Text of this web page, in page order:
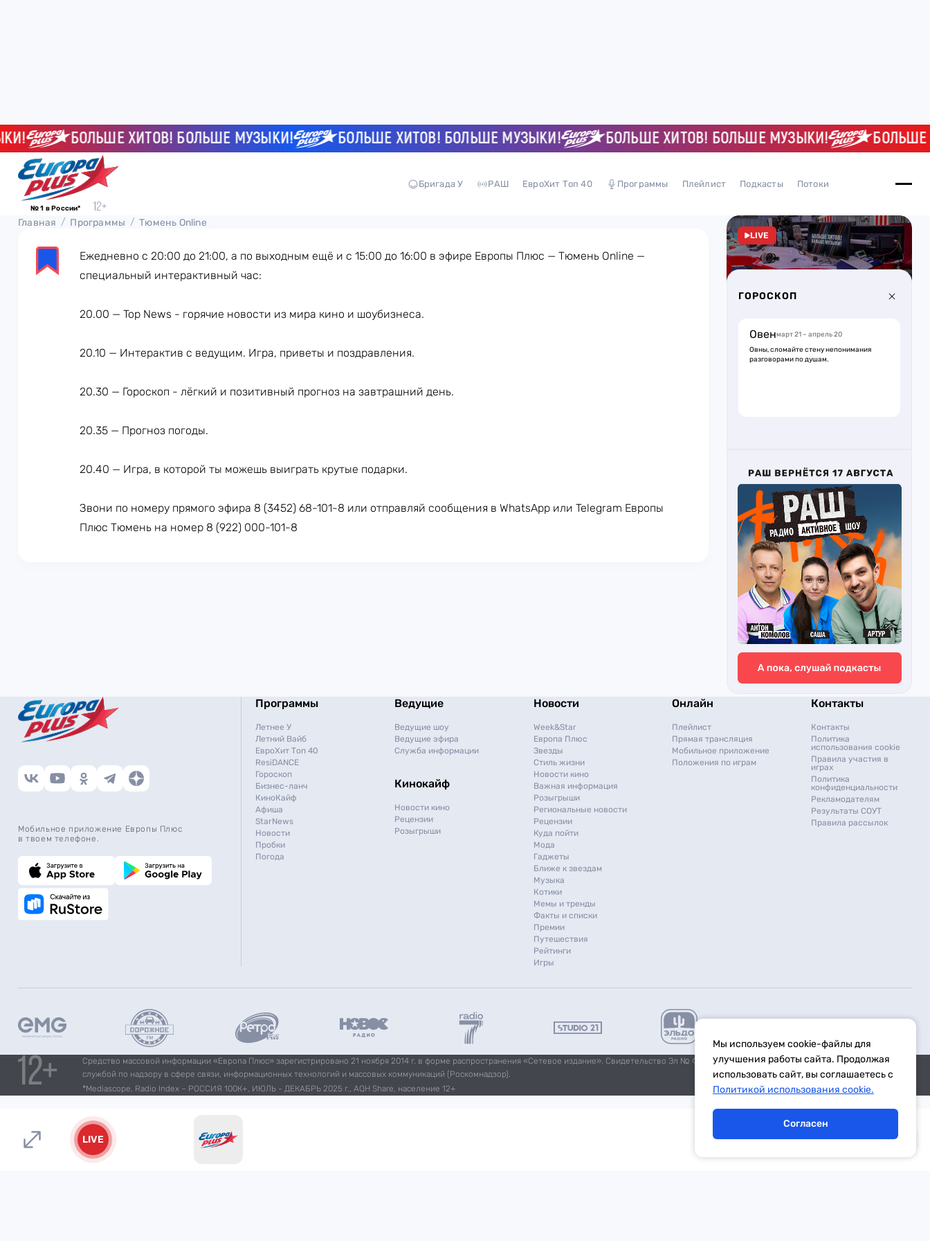
БОЛЬШЕ ХИТОВ! БОЛЬШЕ МУЗЫКИ! БОЛЬШЕ ХИТОВ! БОЛЬШЕ МУЗЫКИ! БОЛЬШЕ ХИТОВ! БОЛЬШЕ МУЗЫКИ! БОЛЬШЕ
№ 1 в России*
Бригада У РАШ ЕвроХит Топ 40 Программы Плейлист Подкасты Потоки
Главная Программы Тюмень Online
Ежедневно с 20:00 до 21:00, а по выходным ещё и с 15:00 до 16:00 в эфире Европы Плюс — Тюмень Online —
специальный интерактивный час:
20.00 — Top News - горячие новости из мира кино и шоубизнеса.
20.10 — Интерактив с ведущим. Игра, приветы и поздравления.
20.30 — Гороскоп - лёгкий и позитивный прогноз на завтрашний день.
20.35 — Прогноз погоды.
20.40 — Игра, в которой ты можешь выиграть крутые подарки.
Звони по номеру прямого эфира 8 (3452) 68-101-8 или отправляй сообщения в WhatsApp или Telegram Европы
Плюс Тюмень на номер 8 (922) 000-101-8
LIVE
ГОРОСКОП
Овенмарт 21 – апрель 20
Овны, сломайте стену непонимания
разговорами по душам.
Мобильное приложение Европы Плюс
в твоем телефоне.
Программы
Летнее У
Летний Вайб
ЕвроХит Топ 40
ResiDANCE
Гороскоп
Бизнес-ланч
КиноКайф
Афиша
StarNews
Новости
Пробки
Погода
Ведущие
Ведущие шоу
Ведущие эфира
Служба информации
Кинокайф
Новости кино
Рецензии
Розыгрыши
Новости
Week&Star
Европа Плюс
Звезды
Стиль жизни
Новости кино
Важная информация
Розыгрыши
Региональные новости
Рецензии
Куда пойти
Мода
Гаджеты
Ближе к звездам
Музыка
Котики
Мемы и тренды
Факты и списки
Премии
Путешествия
Рейтинги
Игры
Онлайн
Плейлист
Прямая трансляция
Мобильное приложение
Положения по играм
Контакты
Контакты
Политика
использования cookie
Правила участия в
играх
Политика
конфиденциальности
Рекламодателям
Результаты СОУТ
Правила рассылок
Средство массовой информации «Европа Плюс» зарегистрировано 21 ноября 2014 г. в форме распространения «Сетевое издание». Свидетельство Эл № ФС77-59972 от 21.11.2014 выдано Федеральной
службой по надзору в сфере связи, информационных технологий и массовых коммуникаций (Роскомнадзор).
*Mediascope, Radio Index – РОССИЯ 100К+, ИЮЛЬ - ДЕКАБРЬ 2025 г., AQH Share, население 12+
LIVE
Мы используем cookie-файлы для
улучшения работы сайта. Продолжая
использовать сайт, вы соглашаетесь с
Политикой использования cookie.
Согласен